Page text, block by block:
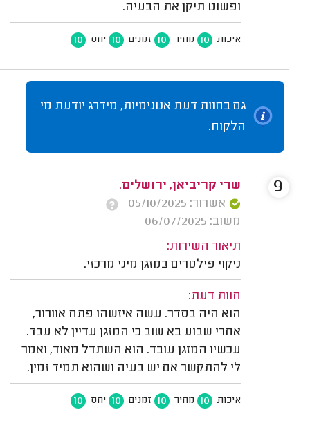
ופשוט תיקן את הבעיה.
איכות 10 מחיר 10 זמנים 10 יחס 10
גם בחוות דעת אנונימיות, מידרג יודעת מי
הלקוח.
שרי קריביאן, ירושלים.
אשרור: 05/10/2025
משוב: 06/07/2025
תיאור השירות:
ניקוי פילטרים במזגן מיני מרכזי.
חוות דעת:
הוא היה בסדר. עשה איזשהו פתח אוורור,
אחרי שבוע בא שוב כי המזגן עדיין לא עבד.
עכשיו המזגן עובד. הוא השתדל מאוד, ואמר
לי להתקשר אם יש בעיה ושהוא תמיד זמין.
איכות 10 מחיר 10 זמנים 10 יחס 10
9